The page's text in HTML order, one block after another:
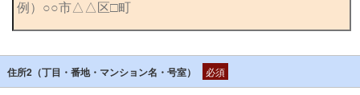
住所2（丁目・番地・マンション名・号室） 必須